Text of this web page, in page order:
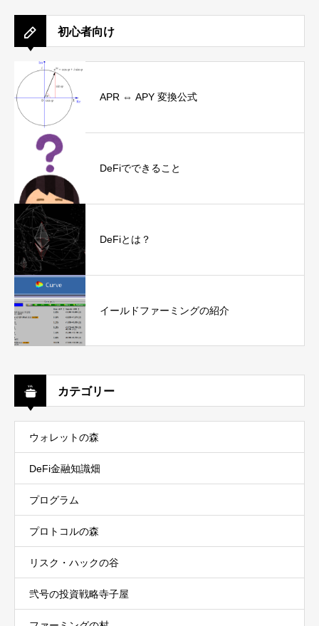
初心者向け
APR ⇔ APY 変換公式
DeFiでできること
DeFiとは？
イールドファーミングの紹介
カテゴリー
ウォレットの森
DeFi金融知識畑
プログラム
プロトコルの森
リスク・ハックの谷
弐号の投資戦略寺子屋